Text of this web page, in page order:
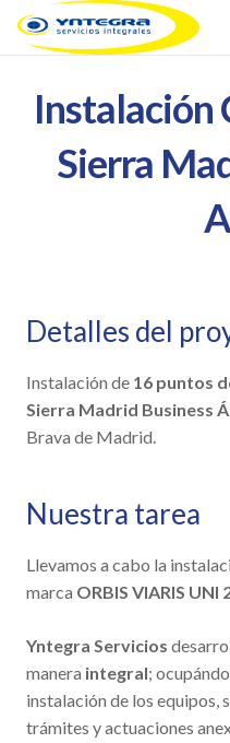
Instalación
Sierra
Detalles del
Instalación de 16 puntos
Sierra Madrid Business
Brava de Madrid.
Nuestra tarea
Llevamos a cabo la
marca ORBIS VIARIS UNI
Yntegra Servicios
manera integral;
instalación de los equipos,
trámites y actuaciones